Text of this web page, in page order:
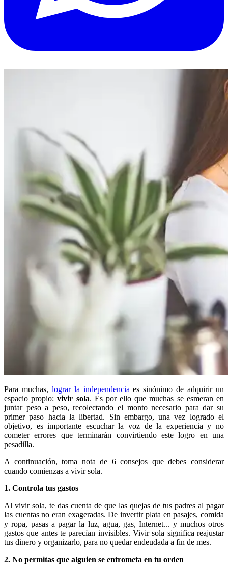
Para muchas, lograr la independencia es sinónimo de adquirir un
espacio propio:vivir sola. Es por ello que muchas se esmeran en
juntar peso a peso, recolectando el monto necesario para dar su
primer paso hacia la libertad. Sin embargo, una vez logrado el
objetivo, es importante escuchar la voz de la experiencia y no
cometer errores que terminarán convirtiendo este logro en una
pesadilla.
A continuación, toma nota de 6 consejos que debes considerar
cuando comienzas a vivir sola.
1. Controla tus gastos
Al vivir sola, te das cuenta de que las quejas de tus padres al pagar
las cuentas no eran exageradas. De invertir plata en pasajes, comida
y ropa, pasas a pagar la luz, agua, gas, Internet... y muchos otros
gastos que antes te parecían invisibles. Vivir sola significa reajustar
tus dinero y organizarlo, para no quedar endeudada a fin de mes.
2. No permitas que alguien se entrometa en tu orden